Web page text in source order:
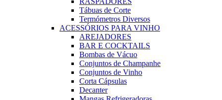
Tábuas de Corte
Termómetros Diversos
ACESSÓRIOS PARA VINHO
AREJADORES
BAR E COCKTAILS
Bombas de Vácuo
Conjuntos de Champanhe
Conjuntos de Vinho
Corta Cápsulas
Decanter